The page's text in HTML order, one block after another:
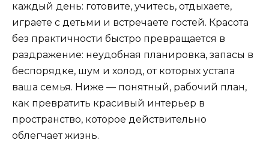
каждый день: готовите, учитесь, отдыхаете,
играете с детьми и встречаете гостей. Красота
без практичности быстро превращается в
раздражение: неудобная планировка, запасы в
беспорядке, шум и холод, от которых устала
ваша семья. Ниже — понятный, рабочий план,
как превратить красивый интерьер в
пространство, которое действительно
облегчает жизнь.